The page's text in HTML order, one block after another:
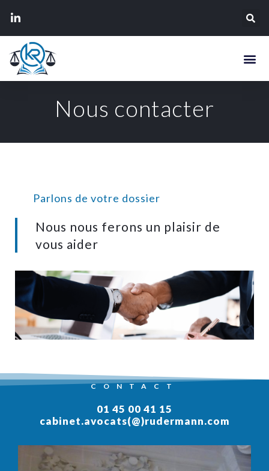
Nous contacter
Parlons de votre dossier
Nous nous ferons un plaisir de
vous aider
CONTACT
01 45 00 41 15
cabinet.avocats(@)rudermann.com